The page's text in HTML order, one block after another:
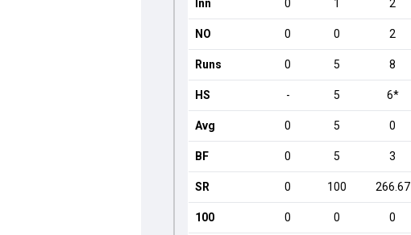
Inn 0 1 2
NO 0 0 2
Runs 0 5 8
HS - 5 6*
Avg 0 5 0
BF 0 5 3
SR 0 100 266.67
100 0 0 0